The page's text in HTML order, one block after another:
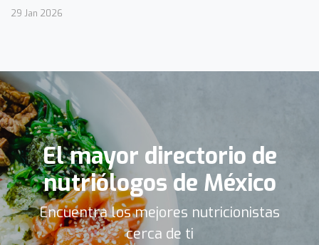
29 Jan 2026
El mayor directorio de
nutriólogos de México
Encuentra los mejores nutricionistas
cerca de ti